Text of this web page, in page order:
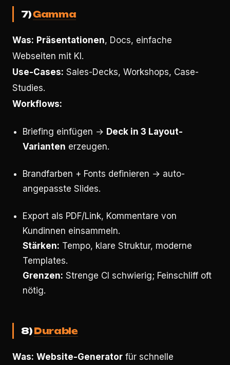
7)Gamma
Was: Präsentationen, Docs, einfache
Webseiten mit KI.
Use-Cases: Sales-Decks, Workshops, Case-
Studies.
Workflows:
Briefing einfügen → Deck in 3 Layout-
Varianten erzeugen.
Brandfarben + Fonts definieren → auto-
angepasste Slides.
Export als PDF/Link, Kommentare von
Kundinnen einsammeln.
Stärken: Tempo, klare Struktur, moderne
Templates.
Grenzen: Strenge CI schwierig; Feinschliff oft
nötig.
8)Durable
Was: Website-Generator für schnelle